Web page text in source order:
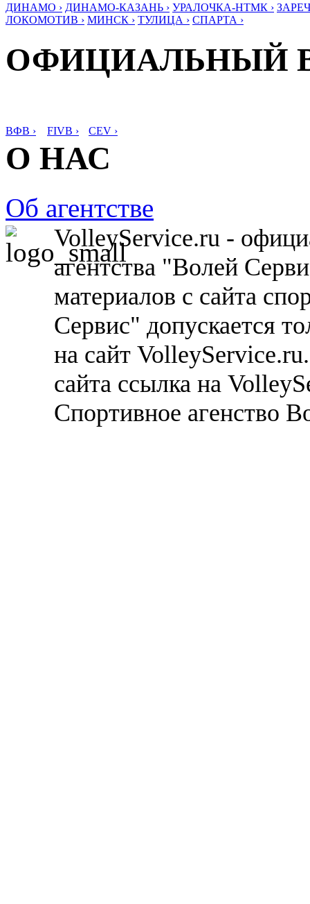
ДИНАМО › ДИНАМО-КАЗАНЬ › УРАЛОЧКА-НТМК ›
ЛОКОМОТИВ › МИНСК › ТУЛИЦА › СПАРТА ›
ОФИЦИАЛЬНЫЙ
ВФВ › FIVB › CEV ›
О НАС
Об агентстве
VolleyService.ru -
агентства "Волей
материалов с сайта
Сервис" допускается
на сайт
сайта ссылка на
Спортивное агенство